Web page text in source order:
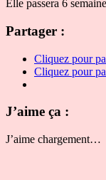
Elle passera 6
Partager :
Cliquez pour
Cliquez pour
J’aime ça :
J’aime chargement…